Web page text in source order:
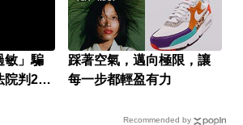
敏」騙
院判2年
踩著空氣，邁向極限，讓
每一步都輕盈有力
Recommended by